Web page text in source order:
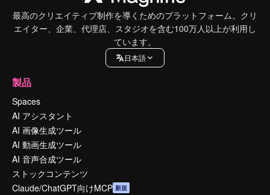
最高のクリエイティブ制作を導くためのプラットフォーム。クリ
エイター、企業、代理店、スタジオを含む100万人以上が利用し
ています。
日本語
製品
Spaces
AI アシスタント
AI 画像生成ツール
AI 動画生成ツール
AI 音声合成ツール
ストックコンテンツ
Claude/ChatGPT向けMCP 新規